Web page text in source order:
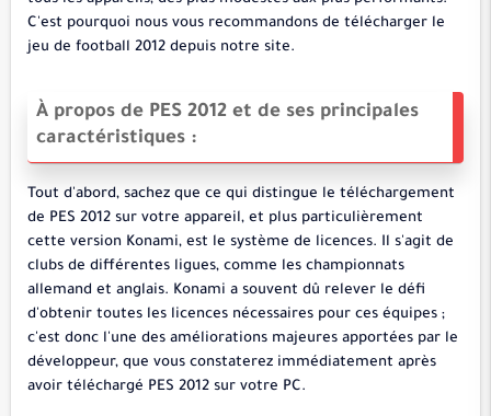
C'est pourquoi nous vous recommandons de télécharger le
jeu de football 2012 depuis notre site.
À propos de PES 2012 et de ses principales
caractéristiques :
Tout d'abord, sachez que ce qui distingue le téléchargement
de PES 2012 sur votre appareil, et plus particulièrement
cette version Konami, est le système de licences. Il s'agit de
clubs de différentes ligues, comme les championnats
allemand et anglais. Konami a souvent dû relever le défi
d'obtenir toutes les licences nécessaires pour ces équipes ;
c'est donc l'une des améliorations majeures apportées par le
développeur, que vous constaterez immédiatement après
avoir téléchargé PES 2012 sur votre PC.